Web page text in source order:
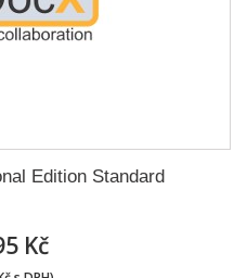
Edition Standard
Kč